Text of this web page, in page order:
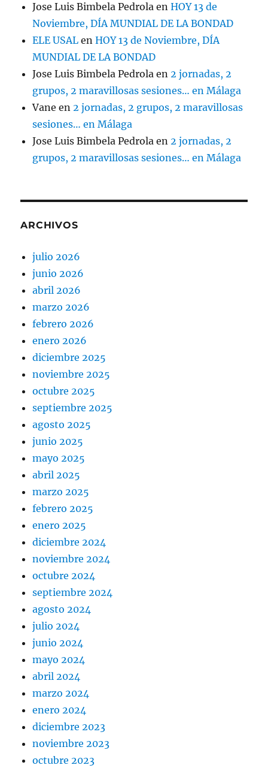
Jose Luis Bimbela Pedrola enHOY 13 de
Noviembre, DÍA MUNDIAL DE LA BONDAD
ELE USAL enHOY 13 de Noviembre, DÍA
MUNDIAL DE LA BONDAD
Jose Luis Bimbela Pedrola en2 jornadas, 2
grupos, 2 maravillosas sesiones… en Málaga
Vane en2 jornadas, 2 grupos, 2 maravillosas
sesiones… en Málaga
Jose Luis Bimbela Pedrola en2 jornadas, 2
grupos, 2 maravillosas sesiones… en Málaga
ARCHIVOS
julio 2026
junio 2026
abril 2026
marzo 2026
febrero 2026
enero 2026
diciembre 2025
noviembre 2025
octubre 2025
septiembre 2025
agosto 2025
junio 2025
mayo 2025
abril 2025
marzo 2025
febrero 2025
enero 2025
diciembre 2024
noviembre 2024
octubre 2024
septiembre 2024
agosto 2024
julio 2024
junio 2024
mayo 2024
abril 2024
marzo 2024
enero 2024
diciembre 2023
noviembre 2023
octubre 2023